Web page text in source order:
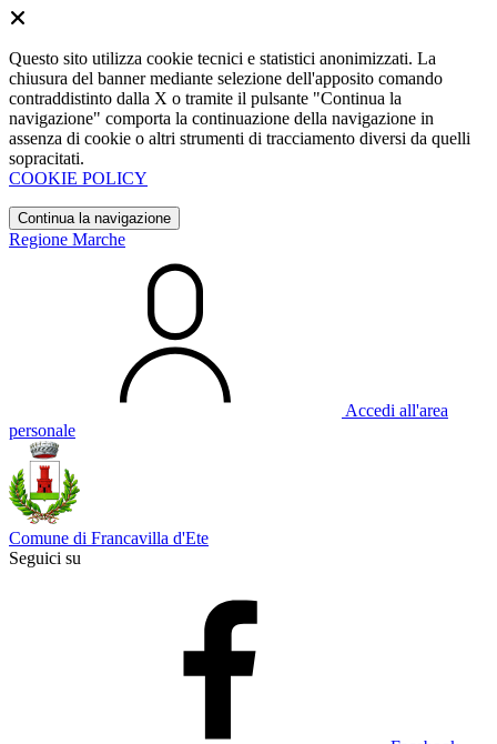
Questo sito utilizza cookie tecnici e statistici anonimizzati. La
chiusura del banner mediante selezione dell'apposito comando
contraddistinto dalla X o tramite il pulsante "Continua la
navigazione" comporta la continuazione della navigazione in
assenza di cookie o altri strumenti di tracciamento diversi da quelli
sopracitati.
COOKIE POLICY
Continua la navigazione
Regione Marche
Accedi all'area
personale
Comune di Francavilla d'Ete
Seguici su